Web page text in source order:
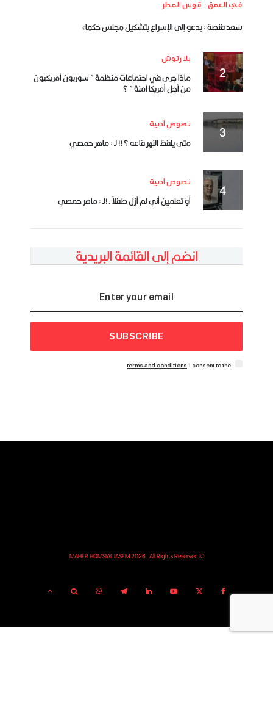
في العمق قوس المطر
سعد فنصة : يدعو إلى الإسراع بتشكيل مجلس حكماء
بلا رتوش
ماذا جرى في اجتماعات منظمة ” سوريون أمريكيون
من أجل أمريكا آمنة ” ؟
نصوص أدبية
متى يلفظ النهر قاعه ؟!! لـ : ماهر حمصي
نصوص أدبية
أَوَ تعلمين أني لم أزل طفلاً .!لـ : ماهر حمصي
انضم إلى القائمة البريدية
SUBSCRIBE
I consent to the
terms and conditions
© MAHER HOMSIALJASEM 2026. All Rights Reserved